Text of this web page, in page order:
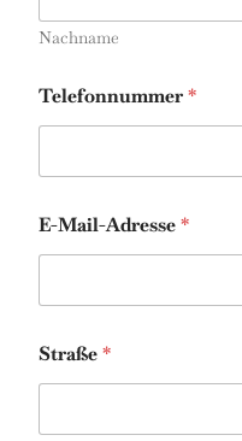
Nachname
Telefonnummer*
E-Mail-Adresse*
Straße*